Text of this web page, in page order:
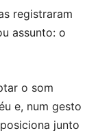
registraram
assunto: o
o som
e, num gesto
junto